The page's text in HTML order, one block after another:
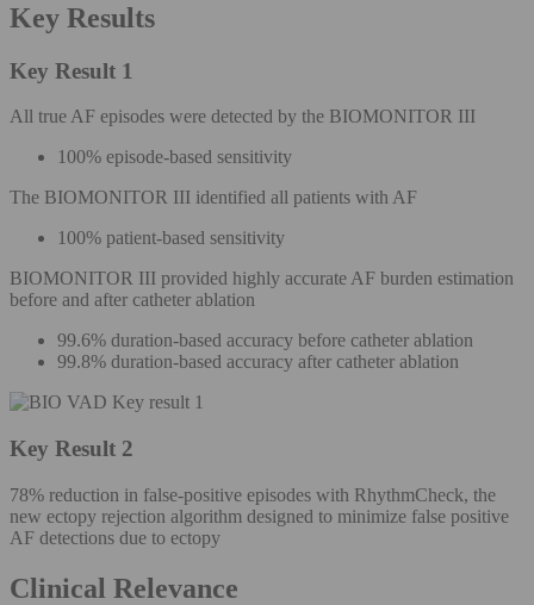
Key Results
Key Result 1
All true AF episodes were detected by the BIOMONITOR III
100% episode-based sensitivity
The BIOMONITOR III identified all patients with AF
100% patient-based sensitivity
BIOMONITOR III provided highly accurate AF burden estimation
before and after catheter ablation
99.6% duration-based accuracy before catheter ablation
99.8% duration-based accuracy after catheter ablation
Key Result 2
78% reduction in false-positive episodes with RhythmCheck, the
new ectopy rejection algorithm designed to minimize false positive
AF detections due to ectopy
Clinical Relevance